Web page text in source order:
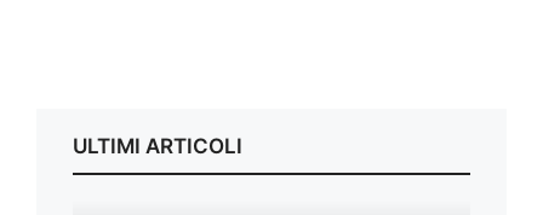
ULTIMI ARTICOLI